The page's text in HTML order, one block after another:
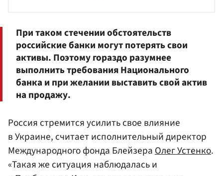
При таком стечении обстоятельств
российские банки могут потерять свои
активы. Поэтому гораздо разумнее
выполнить требования Национального
банка и при желании выставить свой актив
на продажу.
Россия стремится усилить свое влияние
в Украине, считает исполнительный директор
Международного фонда БлейзераОлег Устенко.
«Такая же ситуация наблюдалась и